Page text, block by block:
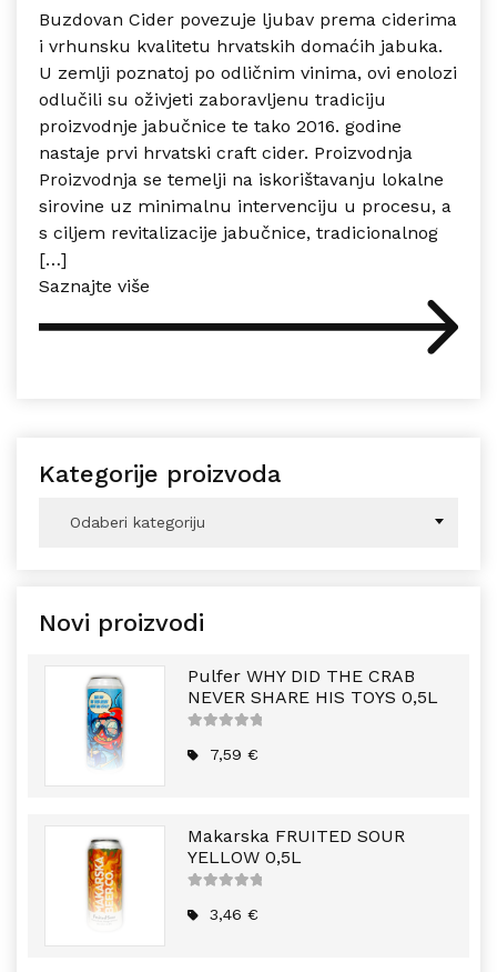
Buzdovan Cider povezuje ljubav prema ciderima
i vrhunsku kvalitetu hrvatskih domaćih jabuka.
U zemlji poznatoj po odličnim vinima, ovi enolozi
odlučili su oživjeti zaboravljenu tradiciju
proizvodnje jabučnice te tako 2016. godine
nastaje prvi hrvatski craft cider. Proizvodnja
Proizvodnja se temelji na iskorištavanju lokalne
sirovine uz minimalnu intervenciju u procesu, a
s ciljem revitalizacije jabučnice, tradicionalnog
[…]
Saznajte više
Kategorije proizvoda
Odaberi kategoriju
Novi proizvodi
Pulfer WHY DID THE CRAB
NEVER SHARE HIS TOYS 0,5L
5
7,59€
Makarska FRUITED SOUR
YELLOW 0,5L
5
3,46€